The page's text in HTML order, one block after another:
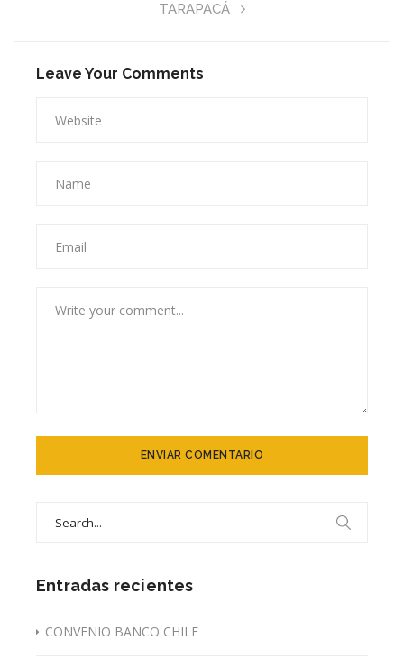
TARAPACÁ
Leave Your Comments
Entradas recientes
CONVENIO BANCO CHILE